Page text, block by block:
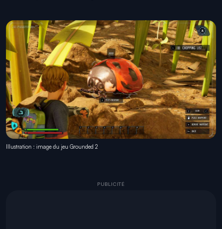
Illustration : image du jeu Grounded 2